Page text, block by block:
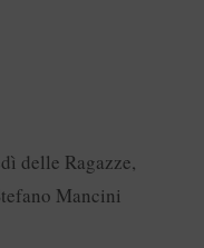
delle Ragazze,
Mancini